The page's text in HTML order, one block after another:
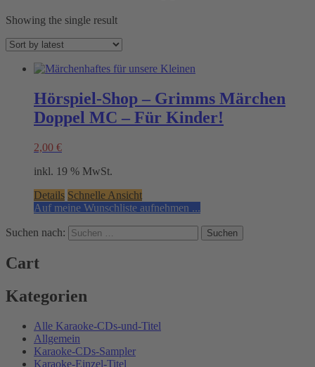
Showing the single result
Hörspiel-Shop – Grimms Märchen
Doppel MC – Für Kinder!
2,00 €
inkl. 19 % MwSt.
Details Schnelle Ansicht
Auf meine Wunschliste aufnehmen ...
Suchen nach:
Cart
Kategorien
Alle Karaoke-CDs-und-Titel
Allgemein
Karaoke-CDs-Sampler
Karaoke-Einzel-Titel